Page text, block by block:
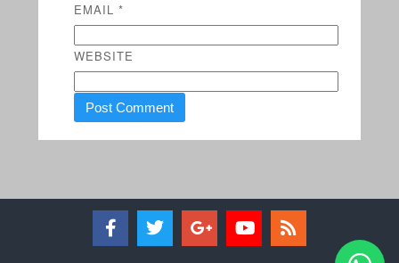
EMAIL *
WEBSITE